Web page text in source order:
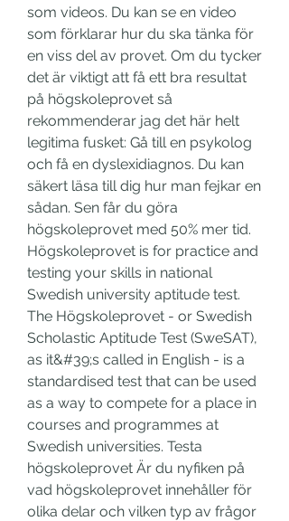
som videos. Du kan se en video
som förklarar hur du ska tänka för
en viss del av provet. Om du tycker
det är viktigt att få ett bra resultat
på högskoleprovet så
rekommenderar jag det här helt
legitima fusket: Gå till en psykolog
och få en dyslexidiagnos. Du kan
säkert läsa till dig hur man fejkar en
sådan. Sen får du göra
högskoleprovet med 50% mer tid.
Högskoleprovet is for practice and
testing your skills in national
Swedish university aptitude test.
The Högskoleprovet - or Swedish
Scholastic Aptitude Test (SweSAT),
as it&#39;s called in English - is a
standardised test that can be used
as a way to compete for a place in
courses and programmes at
Swedish universities. Testa
högskoleprovet Är du nyfiken på
vad högskoleprovet innehåller för
olika delar och vilken typ av frågor